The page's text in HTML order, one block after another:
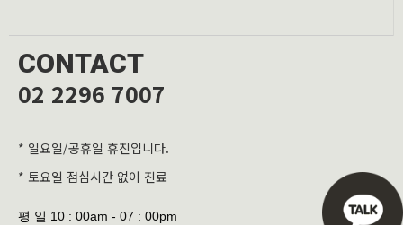
CONTACT
02 2296 7007
* 일요일/공휴일 휴진입니다.
* 토요일 점심시간 없이 진료
평 일 10 : 00am - 07 : 00pm